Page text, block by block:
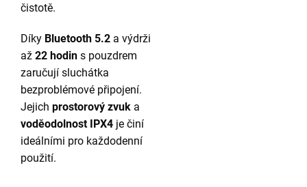
čistotě.
Díky Bluetooth 5.2 a výdrži
až 22 hodin s pouzdrem
zaručují sluchátka
bezproblémové připojení.
Jejich prostorový zvuk a
voděodolnost IPX4 je činí
ideálními pro každodenní
použití.